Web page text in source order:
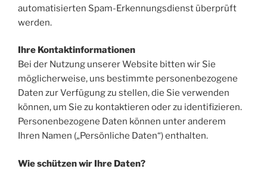
automatisierten Spam-Erkennungsdienst überprüft
werden.
Ihre Kontaktinformationen
Bei der Nutzung unserer Website bitten wir Sie
möglicherweise, uns bestimmte personenbezogene
Daten zur Verfügung zu stellen, die Sie verwenden
können, um Sie zu kontaktieren oder zu identifizieren.
Personenbezogene Daten können unter anderem
Ihren Namen („Persönliche Daten“) enthalten.
Wie schützen wir Ihre Daten?